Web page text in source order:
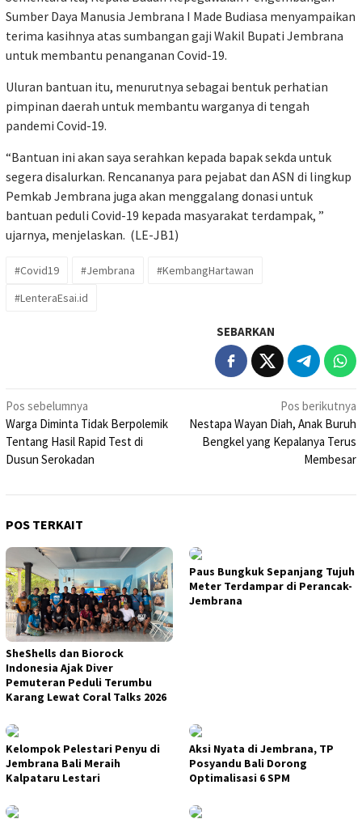
Sumber Daya Manusia Jembrana I Made Budiasa menyampaikan
terima kasihnya atas sumbangan gaji Wakil Bupati Jembrana
untuk membantu penanganan Covid-19.
Uluran bantuan itu, menurutnya sebagai bentuk perhatian
pimpinan daerah untuk membantu warganya di tengah
pandemi Covid-19.
“Bantuan ini akan saya serahkan kepada bapak sekda untuk
segera disalurkan. Rencananya para pejabat dan ASN di lingkup
Pemkab Jembrana juga akan menggalang donasi untuk
bantuan peduli Covid-19 kepada masyarakat terdampak, ”
ujarnya, menjelaskan. (LE-JB1)
#Covid19 #Jembrana
#KembangHartawan
#LenteraEsai.id
SEBARKAN
Navigasi
pos
Pos sebelumnya
Warga Diminta Tidak Berpolemik
Tentang Hasil Rapid Test di
Dusun Serokadan
Pos berikutnya
Nestapa Wayan Diah, Anak Buruh
Bengkel yang Kepalanya Terus
Membesar
POS TERKAIT
SheShells dan Biorock
Indonesia Ajak Diver
Pemuteran Peduli Terumbu
Karang Lewat Coral Talks 2026
Paus Bungkuk Sepanjang Tujuh
Meter Terdampar di Perancak-
Jembrana
Kelompok Pelestari Penyu di
Jembrana Bali Meraih
Kalpataru Lestari
Aksi Nyata di Jembrana, TP
Posyandu Bali Dorong
Optimalisasi 6 SPM